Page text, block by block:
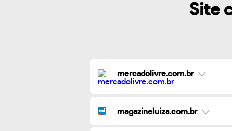
Site
mercadolivre.com.br
magazineluiza.com.br